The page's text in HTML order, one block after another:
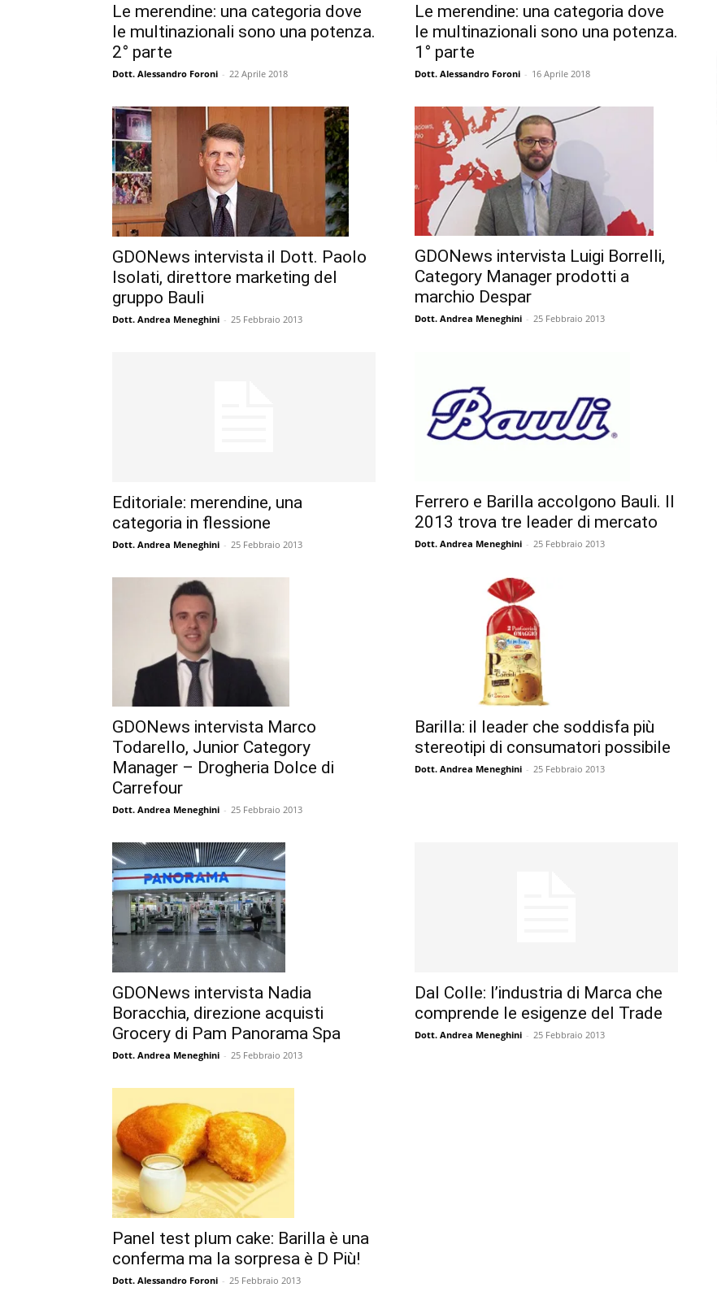
Le merendine: una categoria dove
le multinazionali sono una potenza.
2° parte
Dott. Alessandro Foroni - 22 Aprile 2018
Le merendine: una categoria dove
le multinazionali sono una potenza.
1° parte
Dott. Alessandro Foroni - 16 Aprile 2018
GDONews intervista il Dott. Paolo
Isolati, direttore marketing del
gruppo Bauli
Dott. Andrea Meneghini - 25 Febbraio 2013
GDONews intervista Luigi Borrelli,
Category Manager prodotti a
marchio Despar
Dott. Andrea Meneghini - 25 Febbraio 2013
Editoriale: merendine, una
categoria in flessione
Dott. Andrea Meneghini - 25 Febbraio 2013
Ferrero e Barilla accolgono Bauli. Il
2013 trova tre leader di mercato
Dott. Andrea Meneghini - 25 Febbraio 2013
GDONews intervista Marco
Todarello, Junior Category
Manager – Drogheria Dolce di
Carrefour
Dott. Andrea Meneghini - 25 Febbraio 2013
Barilla: il leader che soddisfa più
stereotipi di consumatori possibile
Dott. Andrea Meneghini - 25 Febbraio 2013
GDONews intervista Nadia
Boracchia, direzione acquisti
Grocery di Pam Panorama Spa
Dott. Andrea Meneghini - 25 Febbraio 2013
Dal Colle: l’industria di Marca che
comprende le esigenze del Trade
Dott. Andrea Meneghini - 25 Febbraio 2013
Panel test plum cake: Barilla è una
conferma ma la sorpresa è D Più!
Dott. Alessandro Foroni - 25 Febbraio 2013